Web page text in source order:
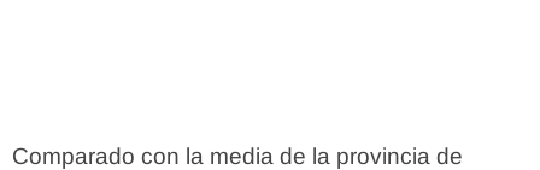
Comparado con la media de la provincia de